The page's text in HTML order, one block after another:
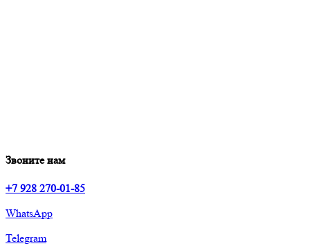
Звоните нам
+7 928 270-01-85
WhatsApp
Telegram